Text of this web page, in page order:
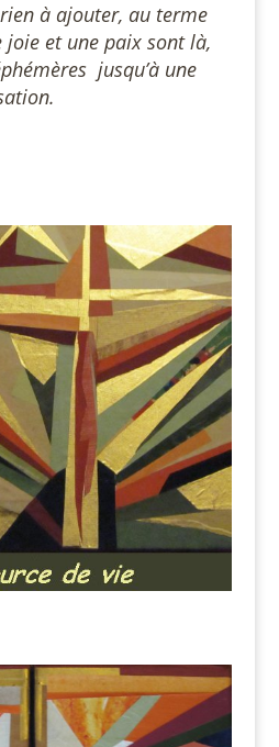
rien à ajouter, au terme
et une paix sont là,
jusqu’à une